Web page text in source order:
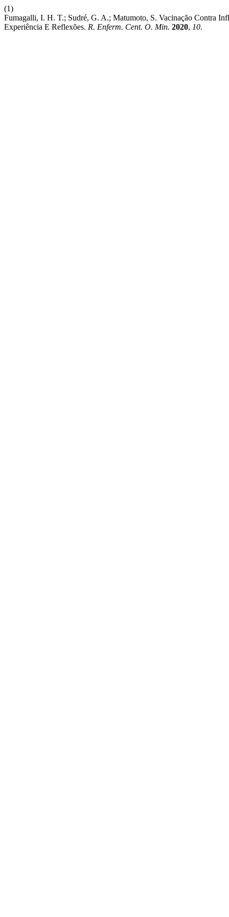
(1)
Fumagalli, I. H. T.; Sudré, G. A.; Matumoto, S. Vacinação Contra
Experiência E Reflexões. R. Enferm. Cent. O. Min. 2020, 10.